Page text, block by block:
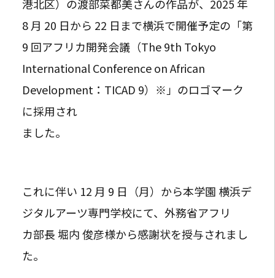
港北区）の渡部菜都美さんの作品が、2025 年
8 月 20 日から 22 日まで横浜で開催予定の「第
9 回アフリカ開発会議（The 9th Tokyo
International Conference on African
Development：TICAD 9）※」のロゴマーク
に採用され
ました。
これに伴い 12 月 9 日（月）から本学園 横浜デ
ジタルアーツ専門学校にて、外務省アフリ
カ部長 堀内 俊彦様から感謝状を授与されまし
た。